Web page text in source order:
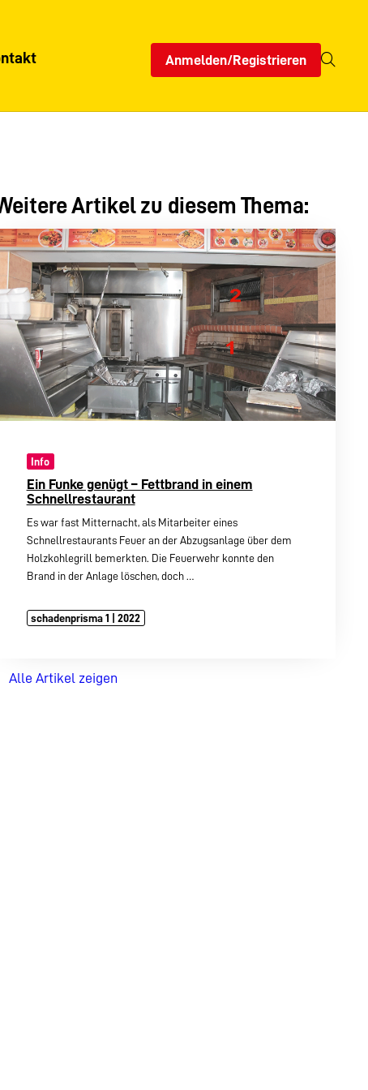
Anmelden/Registrieren
Artikel zu diesem Thema:
Info
Ein Funke genügt – Fettbrand in einem
Schnellrestaurant
Es war fast Mitternacht, als Mitarbeiter eines
Schnellrestaurants Feuer an der Abzugsanlage über dem
Holzkohlegrill bemerkten. Die Feuerwehr konnte den
Brand in der Anlage löschen, doch
schadenprisma 1 | 2022
Alle Artikel zeigen